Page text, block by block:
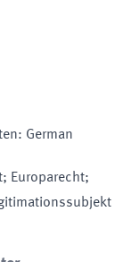
: German
Europarecht;